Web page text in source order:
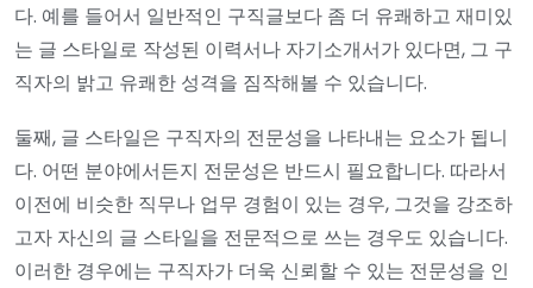
다. 예를 들어서 일반적인 구직글보다 좀 더 유쾌하고 재미있
는 글 스타일로 작성된 이력서나 자기소개서가 있다면, 그 구
직자의 밝고 유쾌한 성격을 짐작해볼 수 있습니다.
둘째, 글 스타일은 구직자의 전문성을 나타내는 요소가 됩니
다. 어떤 분야에서든지 전문성은 반드시 필요합니다. 따라서
이전에 비슷한 직무나 업무 경험이 있는 경우, 그것을 강조하
고자 자신의 글 스타일을 전문적으로 쓰는 경우도 있습니다.
이러한 경우에는 구직자가 더욱 신뢰할 수 있는 전문성을 인